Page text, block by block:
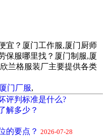
宜？厦门工作服,厦门厨师
保服哪里找？厦门制服,厦
兰格服装厂主要提供各类
厦门厂服,
评判标准是什么?
解多少？
的要点？ 2026-07-28